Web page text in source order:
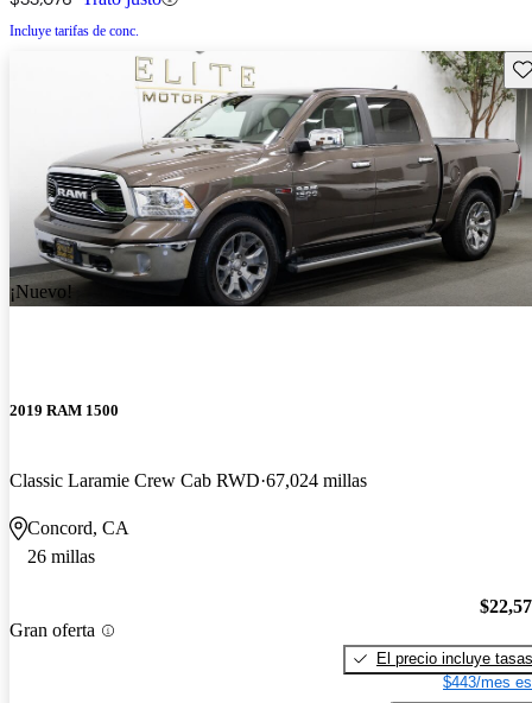
Incluye tarifas de conc.
¡Nuevo!
2019 RAM 1500
Classic Laramie Crew Cab RWD 67,024 millas
Concord, CA
26 millas
Gran oferta
El precio incluye tasas
$443/mes